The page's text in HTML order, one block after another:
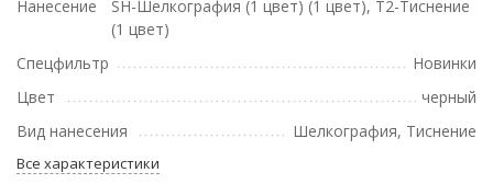
Нанесение
SH-Шелкография (1 цвет) (1 цвет), T2-Тиснение
(1 цвет)
Спецфильтр
Новинки
Цвет
черный
Вид нанесения
Шелкография, Тиснение
Все характеристики